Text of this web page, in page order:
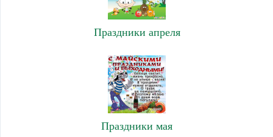
Праздники апреля
Праздники мая